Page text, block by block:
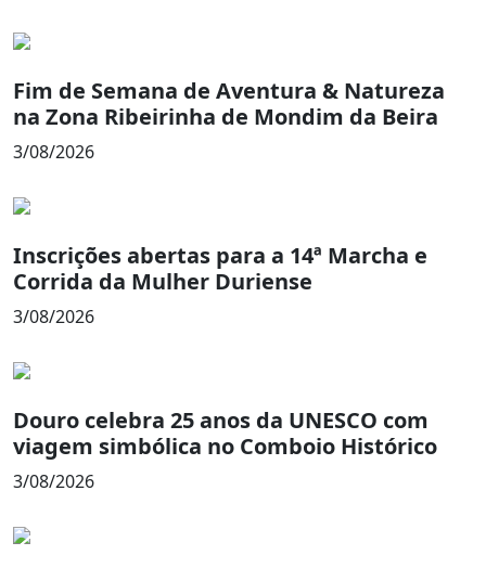
Fim de Semana de Aventura & Natureza
na Zona Ribeirinha de Mondim da Beira
3/08/2026
Inscrições abertas para a 14ª Marcha e
Corrida da Mulher Duriense
3/08/2026
Douro celebra 25 anos da UNESCO com
viagem simbólica no Comboio Histórico
3/08/2026